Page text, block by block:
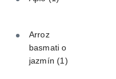
Arroz
basmati o
jazmín(1)